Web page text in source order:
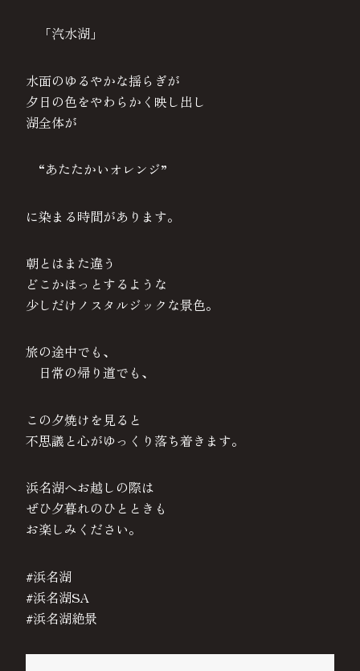
「汽水湖」
水面のゆるやかな揺らぎが
夕日の色をやわらかく映し出し
湖全体が
“あたたかいオレンジ”
に染まる時間があります。
朝とはまた違う
どこかほっとするような
少しだけノスタルジックな景色。
旅の途中でも、
日常の帰り道でも、
この夕焼けを見ると
不思議と心がゆっくり落ち着きます。
浜名湖へお越しの際は
ぜひ夕暮れのひとときも
お楽しみください。
#浜名湖
#浜名湖SA
#浜名湖絶景